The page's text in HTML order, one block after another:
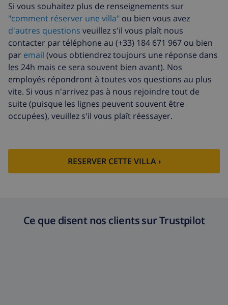
Si vous souhaitez plus de renseignements sur
"comment réserver une villa" ou bien vous avez
d'autres questions veuillez s'il vous plaît nous
contacter par téléphone au (+33) 184 671 967 ou bien
par email (vous obtiendrez toujours une réponse dans
les 24h mais ce sera souvent bien avant). Nos
employés répondront à toutes vos questions au plus
vite. Si vous n'arrivez pas à nous rejoindre tout de
suite (puisque les lignes peuvent souvent être
occupées), veuillez s'il vous plaît réessayer.
RESERVER CETTE VILLA ›
Ce que disent nos clients sur Trustpilot